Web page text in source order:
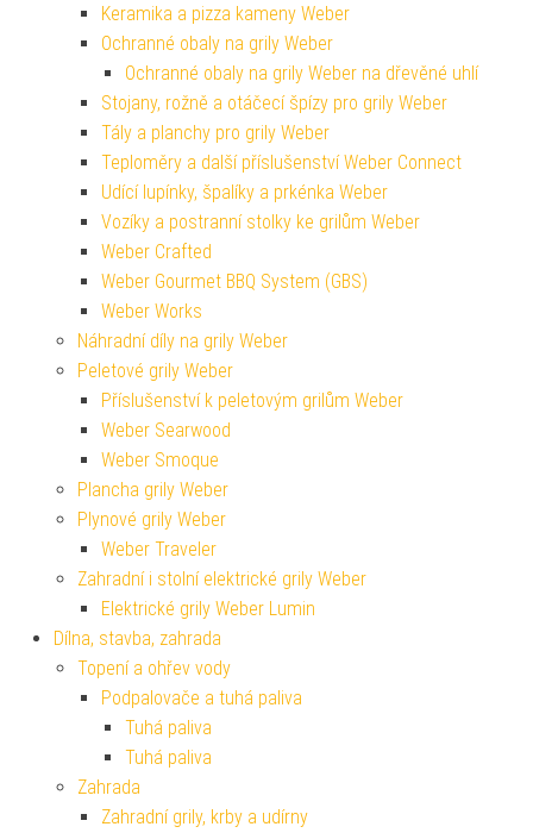
Keramika a pizza kameny Weber
Ochranné obaly na grily Weber
Ochranné obaly na grily Weber na dřevěné uhlí
Stojany, rožně a otáčecí špízy pro grily Weber
Tály a planchy pro grily Weber
Teploměry a další příslušenství Weber Connect
Udící lupínky, špalíky a prkénka Weber
Vozíky a postranní stolky ke grilům Weber
Weber Crafted
Weber Gourmet BBQ System (GBS)
Weber Works
Náhradní díly na grily Weber
Peletové grily Weber
Příslušenství k peletovým grilům Weber
Weber Searwood
Weber Smoque
Plancha grily Weber
Plynové grily Weber
Weber Traveler
Zahradní i stolní elektrické grily Weber
Elektrické grily Weber Lumin
Dílna, stavba, zahrada
Topení a ohřev vody
Podpalovače a tuhá paliva
Tuhá paliva
Tuhá paliva
Zahrada
Zahradní grily, krby a udírny